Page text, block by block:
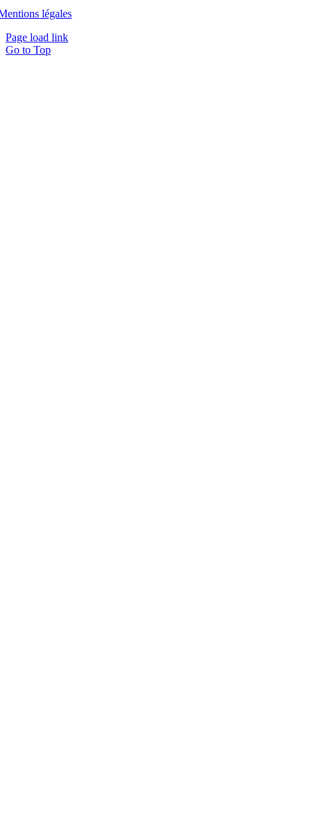
légales
Page load link
Go to Top